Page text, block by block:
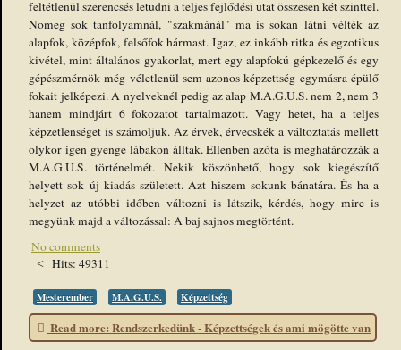
feltétlenül szerencsés letudni a teljes fejlődési utat összesen két szinttel.
Nomeg sok tanfolyamnál, "szakmánál" ma is sokan látni vélték az
alapfok, középfok, felsőfok hármast. Igaz, ez inkább ritka és egzotikus
kivétel, mint általános gyakorlat, mert egy alapfokú gépkezelő és egy
gépészmérnök még véletlenül sem azonos képzettség egymásra épülő
fokait jelképezi. A nyelveknél pedig az alap M.A.G.U.S. nem 2, nem 3
hanem mindjárt 6 fokozatot tartalmazott. Vagy hetet, ha a teljes
képzetlenséget is számoljuk. Az érvek, érvecskék a változtatás mellett
olykor igen gyenge lábakon álltak. Ellenben azóta is meghatározzák a
M.A.G.U.S. történelmét. Nekik köszönhető, hogy sok kiegészítő
helyett sok új kiadás született. Azt hiszem sokunk bánatára. És ha a
helyzet az utóbbi időben változni is látszik, kérdés, hogy mire is
megyünk majd a változással: A baj sajnos megtörtént.
No comments
Hits: 49311
Mesterember M.A.G.U.S. Képzettség
Read more: Rendszerkedünk - Képzettségek és ami mögötte van